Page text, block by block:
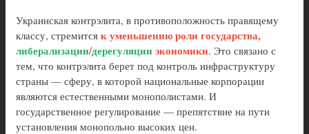
Украинская контрэлита, в противоположность правящему
классу, стремится к уменьшению роли государства,
либерализации/дерегуляцииэкономики. Это связано с
тем, что контрэлита берет под контроль инфраструктуру
страны — сферу, в которой национальные корпорации
являются естественными монополистами. И
государственное регулирование — препятствие на пути
установления монопольно высоких цен.